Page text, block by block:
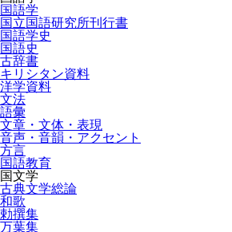
国語学
国立国語研究所刊行書
国語学史
国語史
古辞書
キリシタン資料
洋学資料
文法
語彙
文章・文体・表現
音声・音韻・アクセント
方言
国語教育
国文学
古典文学総論
和歌
勅撰集
万葉集